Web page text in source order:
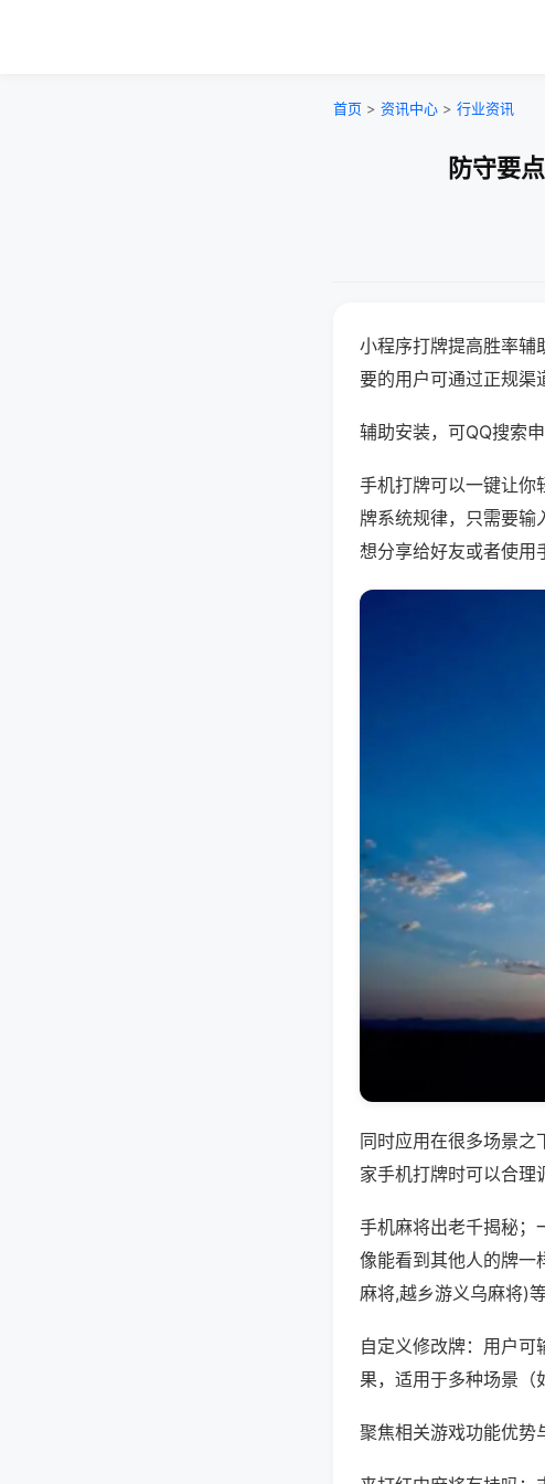
首页 > 资讯中心 > 行业资讯
防守要
小程序打牌提高胜率辅
要的用户可通过正规渠
辅助安装，可QQ搜索
手机打牌可以一键让你
牌系统规律，只需要输
想分享给好友或者使用
同时应用在很多场景之
家手机打牌时可以合理
手机麻将出老千揭秘；
像能看到其他人的牌一
麻将,越乡游义乌麻将)
自定义修改牌：用户可
果，适用于多种场景（
聚焦相关游戏功能优势